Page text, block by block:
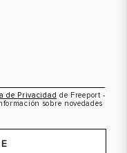
de Privacidad de Freeport -
sobre novedades